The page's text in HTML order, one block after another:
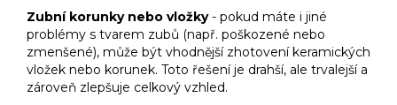
Zubní korunky nebo vložky- pokud máte i jiné
problémy s tvarem zubů (např. poškozené nebo
zmenšené), může být vhodnější zhotovení keramických
vložek nebo korunek. Toto řešení je drahší, ale trvalejší a
zároveň zlepšuje celkový vzhled.